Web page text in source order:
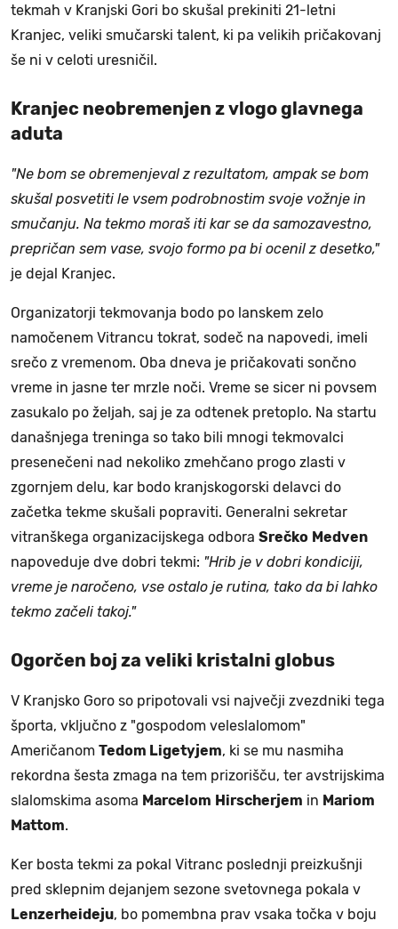
tekmah v Kranjski Gori bo skušal prekiniti 21-letni
Kranjec, veliki smučarski talent, ki pa velikih pričakovanj
še ni v celoti uresničil.
Kranjec neobremenjen z vlogo glavnega
aduta
"Ne bom se obremenjeval z rezultatom, ampak se bom
skušal posvetiti le vsem podrobnostim svoje vožnje in
smučanju. Na tekmo moraš iti kar se da samozavestno,
prepričan sem vase, svojo formo pa bi ocenil z desetko,"
je dejal Kranjec.
Organizatorji tekmovanja bodo po lanskem zelo
namočenem Vitrancu tokrat, sodeč na napovedi, imeli
srečo z vremenom. Oba dneva je pričakovati sončno
vreme in jasne ter mrzle noči. Vreme se sicer ni povsem
zasukalo po željah, saj je za odtenek pretoplo. Na startu
današnjega treninga so tako bili mnogi tekmovalci
presenečeni nad nekoliko zmehčano progo zlasti v
zgornjem delu, kar bodo kranjskogorski delavci do
začetka tekme skušali popraviti. Generalni sekretar
vitranškega organizacijskega odbora Srečko Medven
napoveduje dve dobri tekmi: "Hrib je v dobri kondiciji,
vreme je naročeno, vse ostalo je rutina, tako da bi lahko
tekmo začeli takoj."
Ogorčen boj za veliki kristalni globus
V Kranjsko Goro so pripotovali vsi največji zvezdniki tega
športa, vključno z "gospodom veleslalomom"
Američanom Tedom Ligetyjem, ki se mu nasmiha
rekordna šesta zmaga na tem prizorišču, ter avstrijskima
slalomskima asoma Marcelom Hirscherjem in Mariom
Mattom.
Ker bosta tekmi za pokal Vitranc poslednji preizkušnji
pred sklepnim dejanjem sezone svetovnega pokala v
Lenzerheideju, bo pomembna prav vsaka točka v boju